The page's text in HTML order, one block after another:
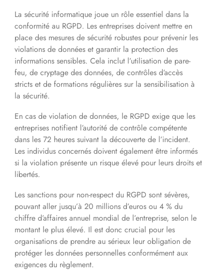
La sécurité informatique joue un rôle essentiel dans la
conformité au RGPD. Les entreprises doivent mettre en
place des mesures de sécurité robustes pour prévenir les
violations de données et garantir la protection des
informations sensibles. Cela inclut l’utilisation de pare-
feu, de cryptage des données, de contrôles d’accès
stricts et de formations régulières sur la sensibilisation à
la sécurité.
En cas de violation de données, le RGPD exige que les
entreprises notifient l’autorité de contrôle compétente
dans les 72 heures suivant la découverte de l’incident.
Les individus concernés doivent également être informés
si la violation présente un risque élevé pour leurs droits et
libertés.
Les sanctions pour non-respect du RGPD sont sévères,
pouvant aller jusqu’à 20 millions d’euros ou 4 % du
chiffre d’affaires annuel mondial de l’entreprise, selon le
montant le plus élevé. Il est donc crucial pour les
organisations de prendre au sérieux leur obligation de
protéger les données personnelles conformément aux
exigences du règlement.